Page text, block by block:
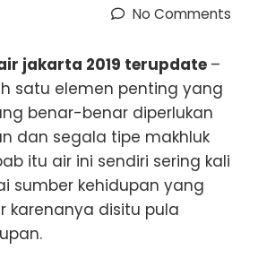
No Comments
jakarta 2019 terupdate –
satu elemen penting yang
benar-benar diperlukan
dan segala tipe makhluk
itu air ini sendiri sering kali
sumber kehidupan yang
karenanya disitu pula